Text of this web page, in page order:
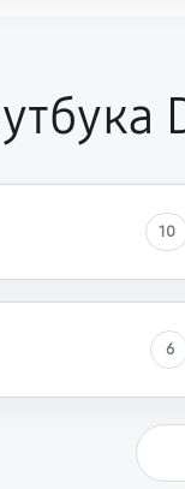
Sprint M
10
6